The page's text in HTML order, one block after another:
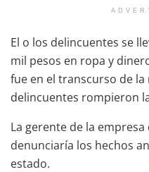
El o los delincuentes se
mil pesos en ropa y
fue en el transcurso de
delincuentes rompieron
La gerente de la
denunciaría los hechos
estado.